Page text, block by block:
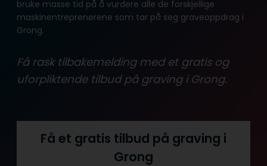
bruke masse tid på å vurdere alle de forskjellige
maskinentreprenørene som tar på seg graveoppdrag i
Grong.
Få rask tilbakemelding med et gratis og
uforpliktende tilbud på graving i Grong.
Få et gratis tilbud på graving i
Grong